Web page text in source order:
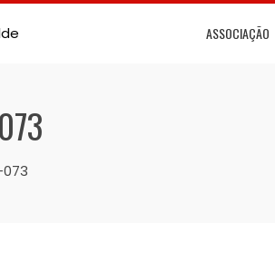
ASSOCIAÇÃO